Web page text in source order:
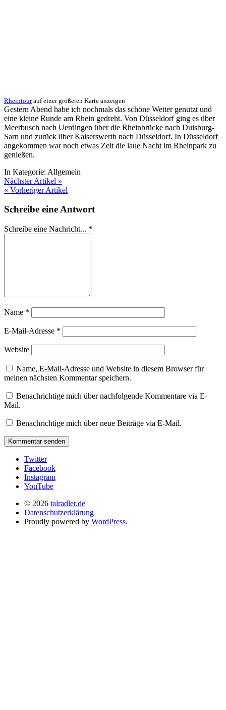
Rheintourauf einer größeren Karte anzeigen
Gestern Abend habe ich nochmals das schöne Wetter genutzt und
eine kleine Runde am Rhein gedreht. Von Düsseldorf ging es über
Meerbusch nach Uerdingen über die Rheinbrücke nach Duisburg-
Sarn und zurück über Kaiserswerth nach Düsseldorf. In Düsseldorf
angekommen war noch etwas Zeit die laue Nacht im Rheinpark zu
genießen.
In Kategorie: Allgemein
Nächster Artikel »
« Vorheriger Artikel
Schreibe eine Antwort
Schreibe eine Nachricht... *
Name *
E-Mail-Adresse *
Website
Name, E-Mail-Adresse und Website in diesem Browser für
meinen nächsten Kommentar speichern.
Benachrichtige mich über nachfolgende Kommentare via E-
Mail.
Benachrichtige mich über neue Beiträge via E-Mail.
Twitter
Facebook
Instagram
YouTube
© 2026 talradler.de
Datenschutzerklärung
Proudly powered by WordPress.